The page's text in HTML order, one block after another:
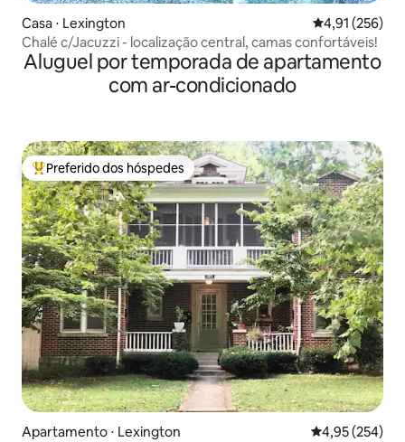
Casa ⋅ Lexington 4,91 de uma
4,91 (256)
Chalé c/Jacuzzi - localização central, camas confortáveis!
Aluguel por temporada de apartamento
com ar-condicionado
Entre os melhores preferidos dos hóspedes
Preferido dos hóspedes
Apartamento ⋅ Lexington 4,95 de uma
4,95 (254)